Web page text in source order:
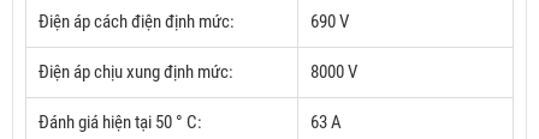
Điện áp cách điện định mức: 690 V
Điện áp chịu xung định mức: 8000 V
Đánh giá hiện tại 50 ° C: 63 A